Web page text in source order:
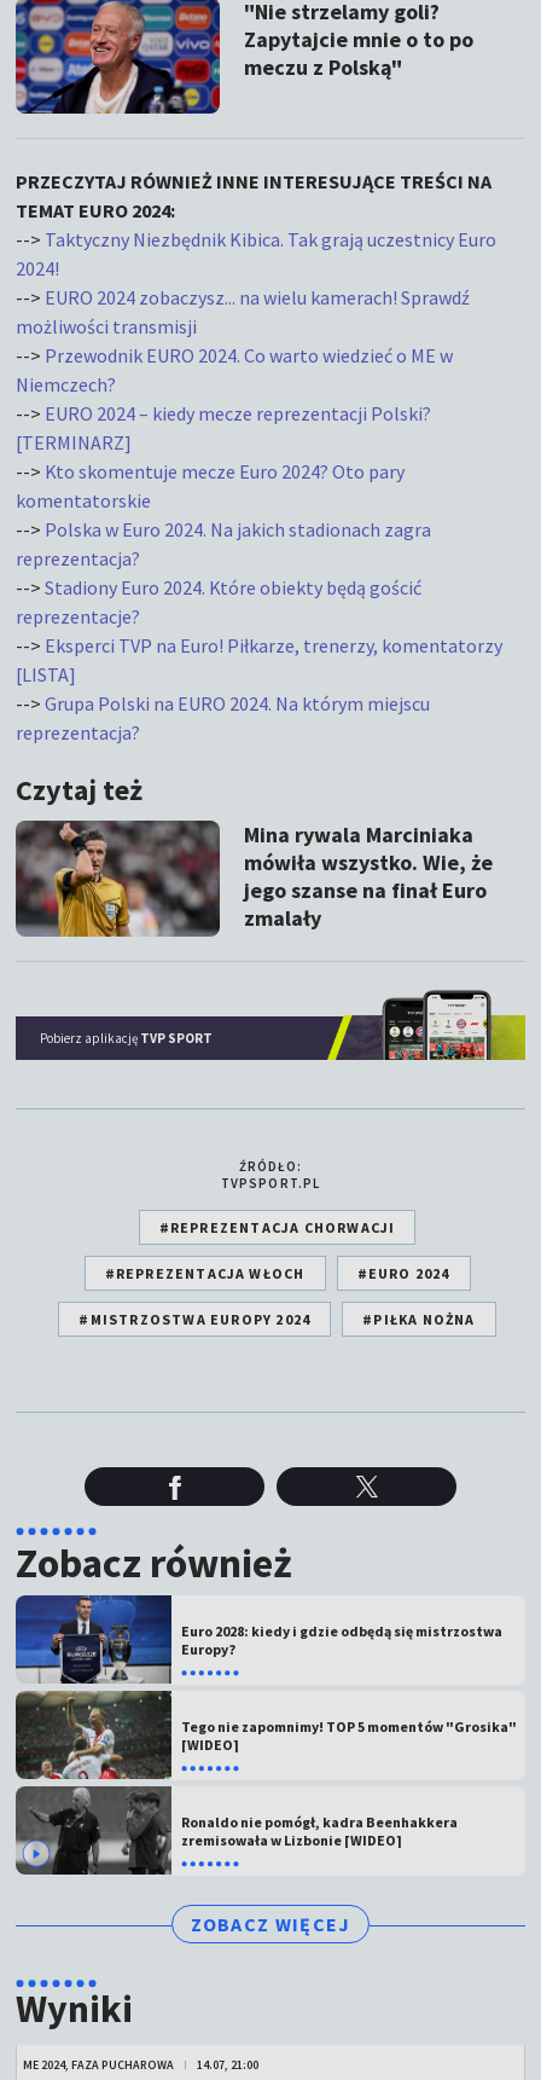
"Nie strzelamy goli?
Zapytajcie mnie o to po
meczu z Polską"
PRZECZYTAJ RÓWNIEŻ INNE INTERESUJĄCE TREŚCI NA
TEMAT EURO 2024:
--> Taktyczny Niezbędnik Kibica. Tak grają uczestnicy Euro
2024!
--> EURO 2024 zobaczysz... na wielu kamerach! Sprawdź
możliwości transmisji
--> Przewodnik EURO 2024. Co warto wiedzieć o ME w
Niemczech?
--> EURO 2024 – kiedy mecze reprezentacji Polski?
[TERMINARZ]
--> Kto skomentuje mecze Euro 2024? Oto pary
komentatorskie
--> Polska w Euro 2024. Na jakich stadionach zagra
reprezentacja?
-->Stadiony Euro 2024. Które obiekty będą gościć
reprezentacje?
--> Eksperci TVP na Euro! Piłkarze, trenerzy, komentatorzy
[LISTA]
-->Grupa Polski na EURO 2024. Na którym miejscu
reprezentacja?
Czytaj też
Mina rywala Marciniaka
mówiła wszystko. Wie, że
jego szanse na finał Euro
zmalały
Pobierz aplikację TVP SPORT
ŹRÓDŁO:
TVPSPORT.PL
#REPREZENTACJA CHORWACJI
#REPREZENTACJA WŁOCH #EURO 2024
#MISTRZOSTWA EUROPY 2024 #PIŁKA NOŻNA
Zobacz również
Euro 2028: kiedy i gdzie odbędą się mistrzostwa
Europy?
Tego nie zapomnimy! TOP 5 momentów "Grosika"
[WIDEO]
Ronaldo nie pomógł, kadra Beenhakkera
zremisowała w Lizbonie [WIDEO]
ZOBACZ WIĘCEJ
Wyniki
ME 2024, FAZA PUCHAROWA 14.07, 21:00